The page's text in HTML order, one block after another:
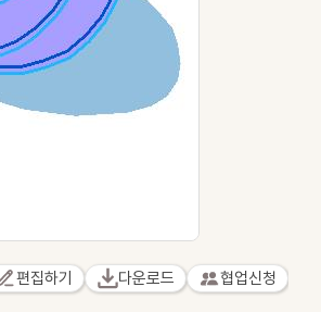
편집하기 다운로드 협업신청